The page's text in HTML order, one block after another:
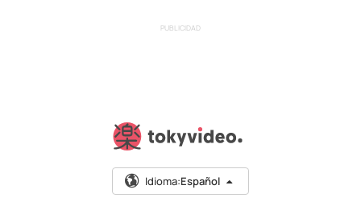
PUBLICIDAD
Idioma:Español